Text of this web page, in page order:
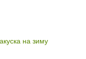
на зиму